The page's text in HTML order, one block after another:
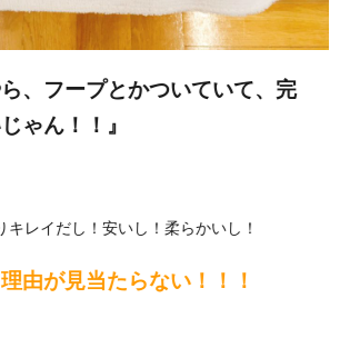
ら、フープとかついていて、完
ゃん！！』
キレイだし！安いし！柔らかいし！
由が見当たらない！！！